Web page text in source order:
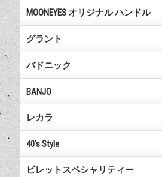
MOONEYES オリジナル ハンドル
グラント
バドニック
BANJO
レカラ
40's Style
ビレットスペシャリティー